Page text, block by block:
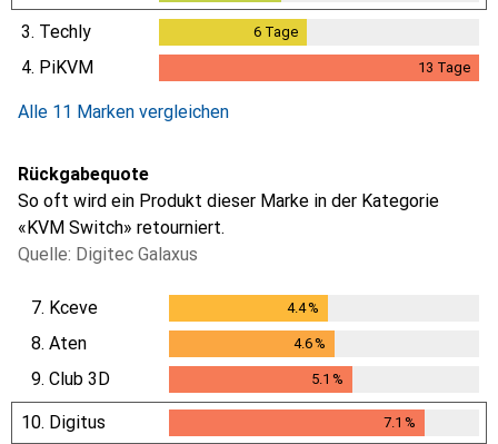
3. Techly 6Tage
4. PiKVM 13 Tage
Alle 11 Marken vergleichen
Rückgabequote
So oft wird ein Produkt dieser Marke in der Kategorie
«KVM Switch» retourniert.
Quelle: Digitec Galaxus
7. Kceve 4.4%
8. Aten 4.6%
9. Club 3D 5.1 %
10. Digitus 7.1 %